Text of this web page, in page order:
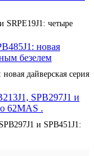
SRPE19J1: четыре
дайверская серия
и SPB451J1: